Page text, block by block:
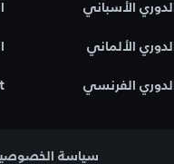
الدوري الأسباني
الدوري الألماني
الدوري الفرنسي
سياسة